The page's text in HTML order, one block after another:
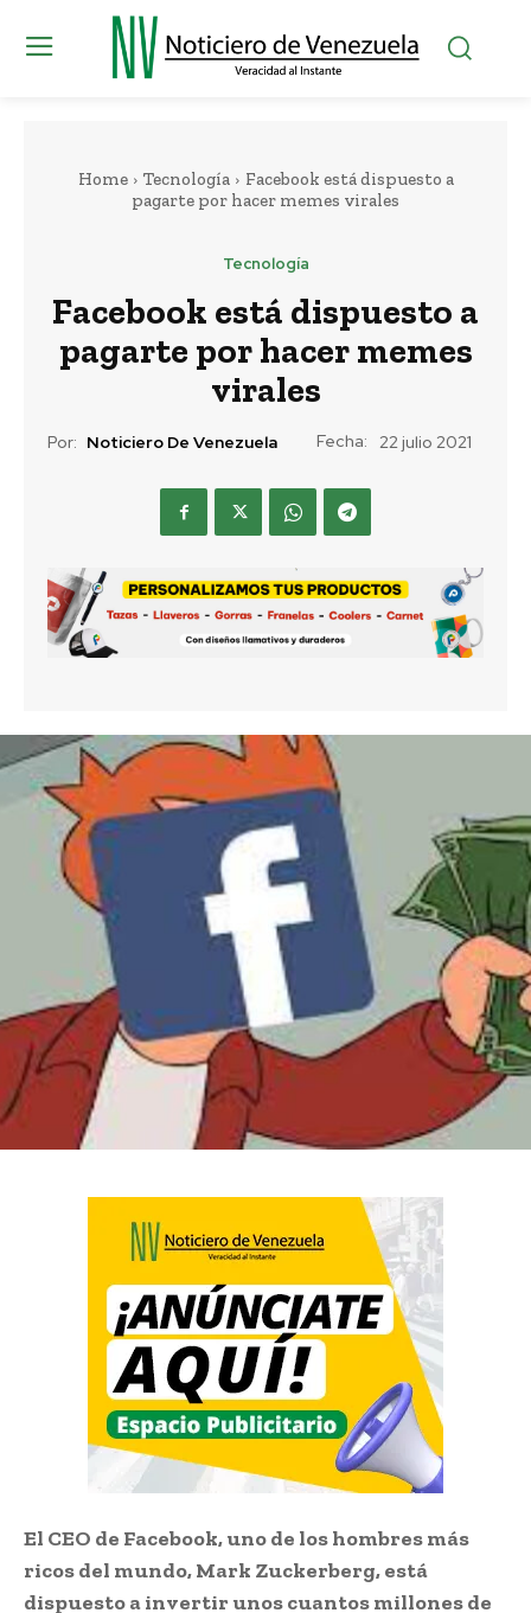
Home Tecnología
Facebook está dispuesto a
pagarte por hacer memes virales
Tecnología
Facebook está dispuesto a
pagarte por hacer memes
virales
Por: Noticiero De Venezuela Fecha: 22 julio 2021
El CEO de Facebook, uno de los hombres más
ricos del mundo, Mark Zuckerberg, está
dispuesto a invertir unos cuantos millones de